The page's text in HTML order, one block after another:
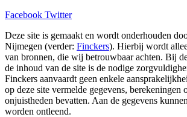
Facebook Twitter
Deze site is gemaakt en wordt onderhouden
Nijmegen (verder: Finckers). Hierbij wordt
van bronnen, die wij betrouwbaar achten. Bij
de inhoud van de site is de nodige
Finckers aanvaardt geen enkele
op deze site vermelde gegevens, berekeningen
onjuistheden bevatten. Aan de gegevens
worden ontleend.